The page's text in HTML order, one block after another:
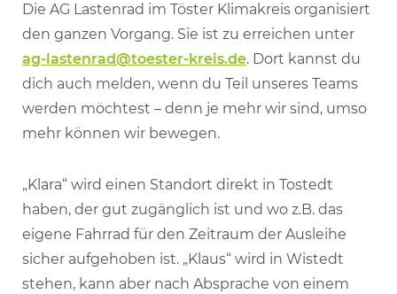
Die AG Lastenrad im Töster Klimakreis organisiert
den ganzen Vorgang. Sie ist zu erreichen unter
ag-lastenrad@toester-kreis.de. Dort kannst du
dich auch melden, wenn du Teil unseres Teams
werden möchtest – denn je mehr wir sind, umso
mehr können wir bewegen.
„Klara“ wird einen Standort direkt in Tostedt
haben, der gut zugänglich ist und wo z.B. das
eigene Fahrrad für den Zeitraum der Ausleihe
sicher aufgehoben ist. „Klaus“ wird in Wistedt
stehen, kann aber nach Absprache von einem